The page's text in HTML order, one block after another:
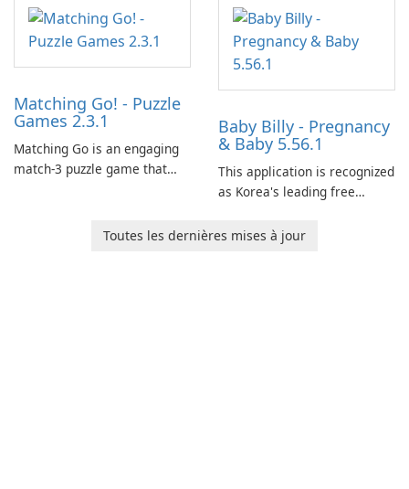
Matching Go! - Puzzle
Games 2.3.1
Matching Go is an engaging
match-3 puzzle game that
Ollie, on an adventurous
Baby Billy - Pregnancy
& Baby 5.56.1
This application is recognized
as Korea's leading free
baby tracking, offering
Toutes les dernières mises à jour